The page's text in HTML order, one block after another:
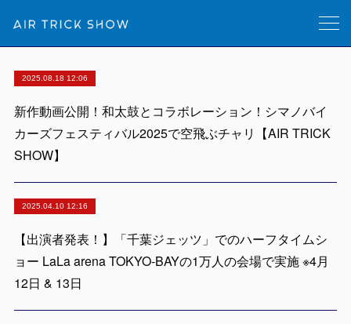
2025.08.18 12:06
新作動画公開！和太鼓とコラボレーション！シマノバイ
カーズフェスティバル2025で空飛ぶチャリ【AIR TRICK
SHOW】
2025.04.10 12:16
【出演者発表！】「千葉ジェッツ」でのハーフタイムシ
ョー LaLa arena TOKYO-BAYの1万人の会場で実施 ※4月
12日 & 13日